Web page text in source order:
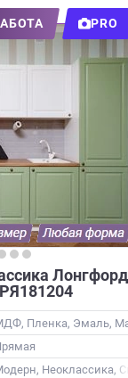
PRO
Лонгфорд
Пленка, Эмаль,
Неоклассика,
с